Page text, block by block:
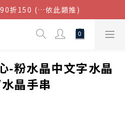
$1080超取免運
折150 (…依此類推)
帳號，獲得50元現金券
-粉水晶中文字水晶
晶手串